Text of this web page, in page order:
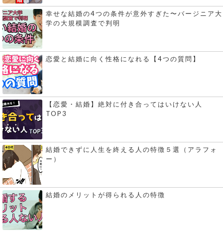
幸せな結婚の4つの条件が意外すぎた〜バージニア大
学の大規模調査で判明
恋愛と結婚に向く性格になれる【4つの質問】
【恋愛・結婚】絶対に付き合ってはいけない人
TOP3
結婚できずに人生を終える人の特徴５選（アラフォ
ー）
結婚のメリットが得られる人の特徴